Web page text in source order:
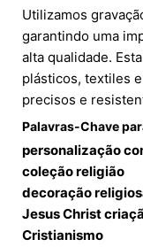
Utilizamos
garantindo uma
alta qualidade.
plásticos, textiles
precisos e
Palavras-Chave
personalização
coleção religião
decoração
Jesus Christ
Cristianismo